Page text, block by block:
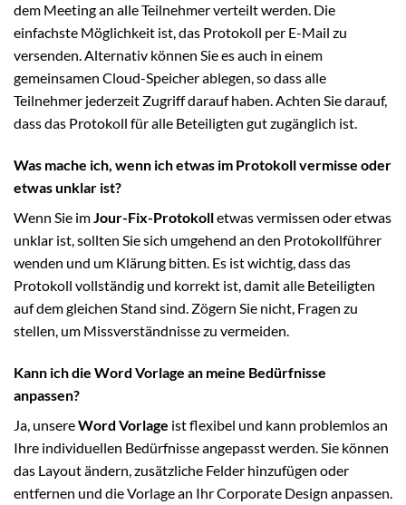
dem Meeting an alle Teilnehmer verteilt werden. Die
einfachste Möglichkeit ist, das Protokoll per E-Mail zu
versenden. Alternativ können Sie es auch in einem
gemeinsamen Cloud-Speicher ablegen, so dass alle
Teilnehmer jederzeit Zugriff darauf haben. Achten Sie darauf,
dass das Protokoll für alle Beteiligten gut zugänglich ist.
Was mache ich, wenn ich etwas im Protokoll vermisse oder
etwas unklar ist?
Wenn Sie imJour-Fix-Protokolletwas vermissen oder etwas
unklar ist, sollten Sie sich umgehend an den Protokollführer
wenden und um Klärung bitten. Es ist wichtig, dass das
Protokoll vollständig und korrekt ist, damit alle Beteiligten
auf dem gleichen Stand sind. Zögern Sie nicht, Fragen zu
stellen, um Missverständnisse zu vermeiden.
Kann ich die Word Vorlage an meine Bedürfnisse
anpassen?
Ja, unsereWord Vorlage ist flexibel und kann problemlos an
Ihre individuellen Bedürfnisse angepasst werden. Sie können
das Layout ändern, zusätzliche Felder hinzufügen oder
entfernen und die Vorlage an Ihr Corporate Design anpassen.